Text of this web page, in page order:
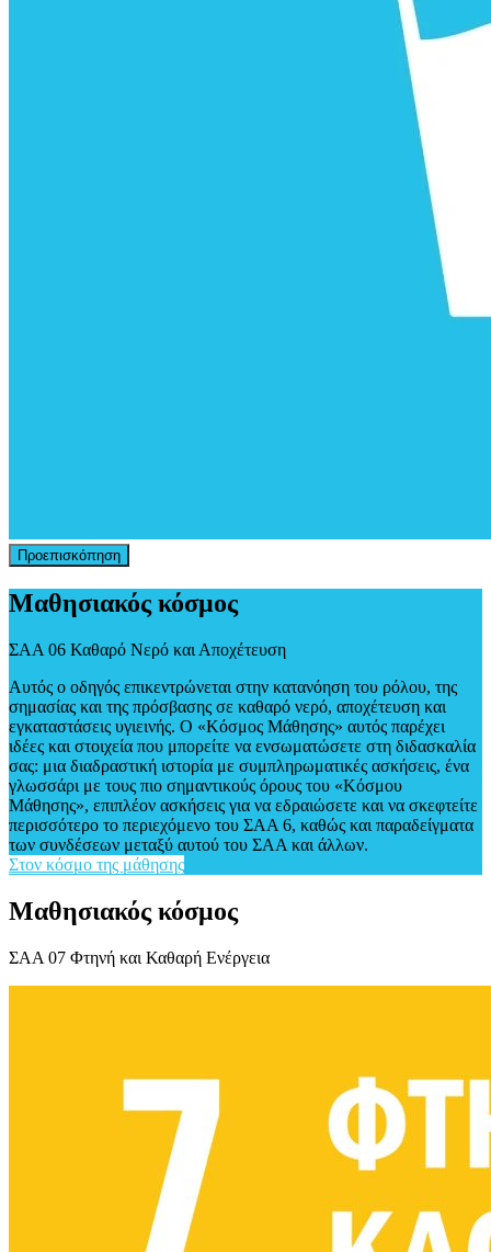
Προεπισκόπηση
Μαθησιακός κόσμος
ΣΑΑ 06 Καθαρό Νερό και Αποχέτευση
Αυτός ο οδηγός επικεντρώνεται στην κατανόηση του ρόλου, της
σημασίας και της πρόσβασης σε καθαρό νερό, αποχέτευση και
εγκαταστάσεις υγιεινής. Ο «Κόσμος Μάθησης» αυτός παρέχει
ιδέες και στοιχεία που μπορείτε να ενσωματώσετε στη διδασκαλία
σας: μια διαδραστική ιστορία με συμπληρωματικές ασκήσεις, ένα
γλωσσάρι με τους πιο σημαντικούς όρους του «Κόσμου
Μάθησης», επιπλέον ασκήσεις για να εδραιώσετε και να σκεφτείτε
περισσότερο το περιεχόμενο του ΣΑΑ 6, καθώς και παραδείγματα
των συνδέσεων μεταξύ αυτού του ΣΑΑ και άλλων.
Στον κόσμο της μάθησης
Μαθησιακός κόσμος
ΣΑΑ 07 Φτηνή και Καθαρή Ενέργεια